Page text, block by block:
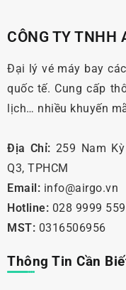
CÔNG TY TNHH
Đại lý vé máy bay
quốc tế. Cung cấp
lịch… nhiều khuyến
Địa Chỉ: 259 Nam
Q3, TPHCM
Email: info@airgo.vn
Hotline: 028 9999
MST: 0316506956
Thông Tin Cần